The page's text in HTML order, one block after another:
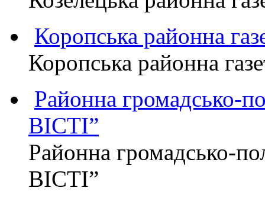
Коропська районна
Коропська районна
Районна громадсько-
ВІСТІ”
Районна громадсько-
ВІСТІ”